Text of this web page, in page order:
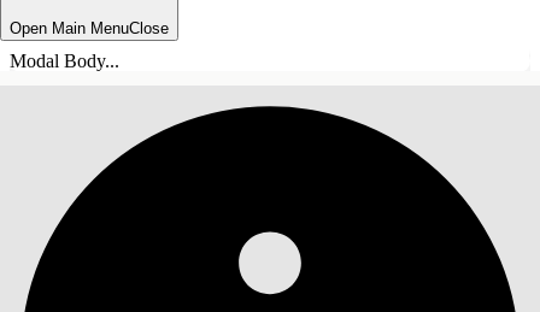
Open Main MenuClose
Modal Body...
ÍNDICE